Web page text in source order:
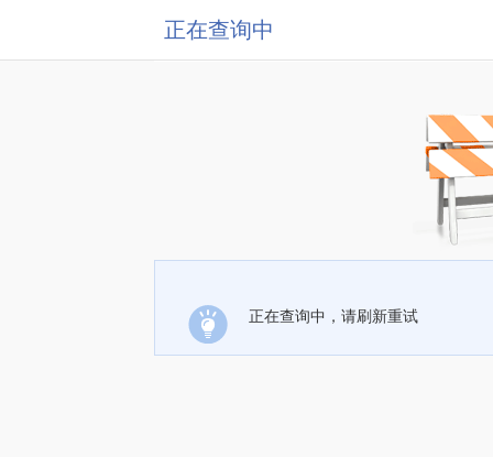
正在查询中
正在查询中，请刷新重试